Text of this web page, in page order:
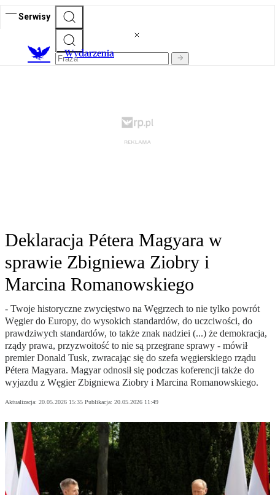
Serwisy
Wydarzenia
Deklaracja Pétera Magyara w
sprawie Zbigniewa Ziobry i
Marcina Romanowskiego
- Twoje historyczne zwycięstwo na Węgrzech to nie tylko powrót
Węgier do Europy, do wysokich standardów, do uczciwości, do
prawdziwych standardów, to także znak nadziei (...) że demokracja,
rządy prawa, przyzwoitość to nie są przegrane sprawy - mówił
premier Donald Tusk, zwracając się do szefa węgierskiego rządu
Pétera Magyara. Magyar odnosił się podczas koferencji także do
wyjazdu z Węgier Zbigniewa Ziobry i Marcina Romanowskiego.
Aktualizacja: 20.05.2026 15:35 Publikacja: 20.05.2026 11:49